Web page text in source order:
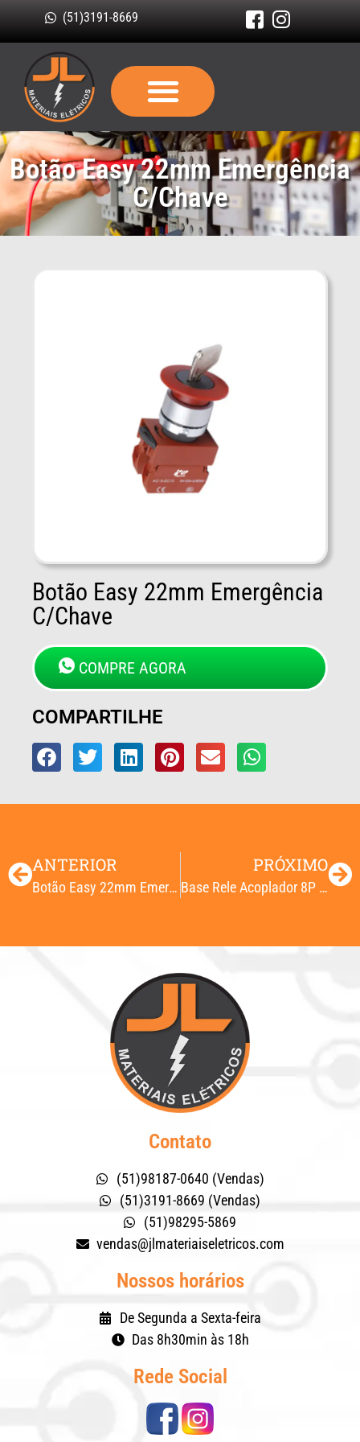
(51)3191-8669
Botão Easy 22mm Emergência
C/Chave
Botão Easy 22mm Emergência
C/Chave
COMPRE AGORA
COMPARTILHE
ANTERIOR
Botão Easy 22mm Emergência Gira e Destrava
PRÓXIMO
Base Rele Acoplador 8P 2NA 2NF Redondo
Contato
(51)98187-0640 (Vendas)
(51)3191-8669 (Vendas)
(51)98295-5869
vendas@jlmateriaiseletricos.com
Nossos horários
De Segunda a Sexta-feira
Das 8h30min às 18h
Rede Social